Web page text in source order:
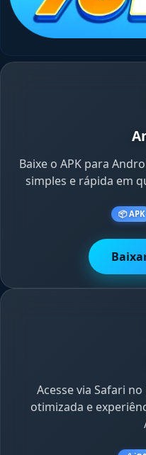
Baixe o APK para
simples e rápida em
📦 APK
Acesse via Safari
otimizada e